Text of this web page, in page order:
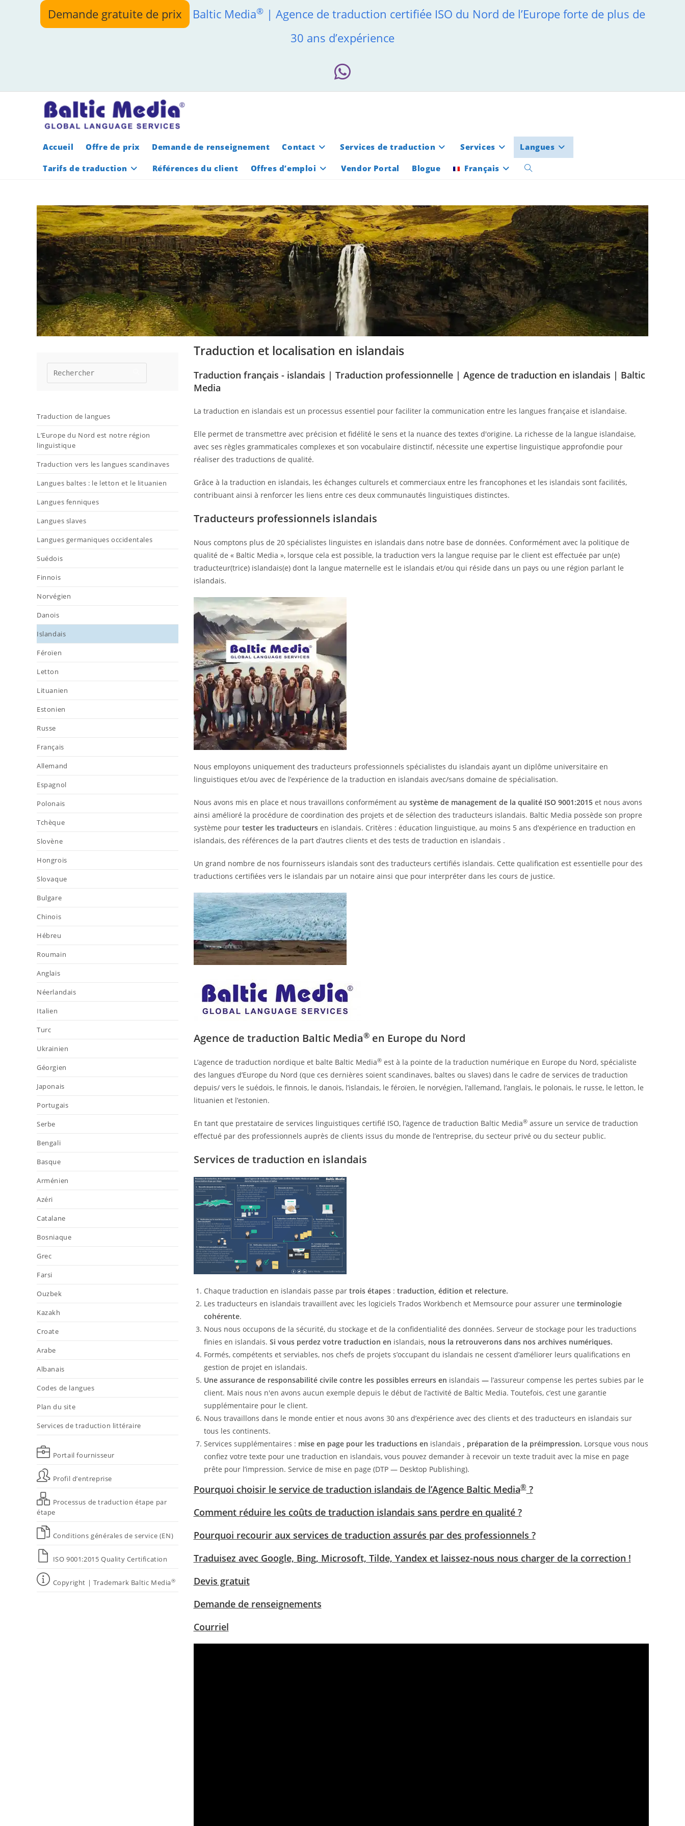
Demande gratuite de prix Baltic Media®| Agence de traduction certifiée ISO du Nord de l’Europe forte de plus de
30 ans d’expérience
Accueil Offre de prix Demande de renseignement Contact Services de traduction Services
Langues
Tarifs de traduction
Références du client Offres d’emploi Vendor Portal Blogue Français Toggle
search
Traduction de langues
L’Europe du Nord est notre région
linguistique
Traduction vers les langues scandinaves
Langues baltes : le letton et le lituanien
Langues fenniques
Langues slaves
Langues germaniques occidentales
Suédois
Finnois
Norvégien
Danois
Islandais
Féroïen
Letton
Lituanien
Estonien
Russe
Français
Allemand
Espagnol
Polonais
Tchèque
Slovène
Hongrois
Slovaque
Bulgare
Chinois
Hébreu
Roumain
Anglais
Néerlandais
Italien
Turc
Ukrainien
Géorgien
Japonais
Portugais
Serbe
Bengali
Basque
Arménien
Azéri
Catalane
Bosniaque
Grec
Farsi
Ouzbek
Kazakh
Croate
Arabe
Albanais
Codes de langues
Plan du site
Services de traduction littéraire
Portail fournisseur
Profil d’entreprise
Processus de traduction étape par
étape
Conditions générales de service (EN)
ISO 9001:2015 Quality Certification
Copyright | Trademark Baltic Media®
Traduction et localisation en islandais
Traduction français - islandais | Traduction professionnelle| Agence de traduction en islandais | Baltic
Media
La traduction en islandais est un processus essentiel pour faciliter la communication entre les langues française et islandaise.
Elle permet de transmettre avec précision et fidélité le sens et la nuance des textes d'origine. La richesse de la langue islandaise,
avec ses règles grammaticales complexes et son vocabulaire distinctif, nécessite une expertise linguistique approfondie pour
réaliser des traductions de qualité.
Grâce à la traduction en islandais, les échanges culturels et commerciaux entre les francophones et les islandais sont facilités,
contribuant ainsi à renforcer les liens entre ces deux communautés linguistiques distinctes.
Traducteurs professionnels islandais
Nous comptons plus de 20 spécialistes linguistes en islandais dans notre base de données. Conformément avec la politique de
qualité de « Baltic Media », lorsque cela est possible, la traduction vers la langue requise par le client est effectuée par un(e)
traducteur(trice) islandais(e) dont la langue maternelle est le islandais et/ou qui réside dans un pays ou une région parlant le
islandais.
Nous employons uniquement des traducteurs professionnels spécialistes du islandais ayant un diplôme universitaire en
linguistiques et/ou avec de l’expérience de la traduction en islandais avec/sans domaine de spécialisation.
Nous avons mis en place et nous travaillons conformément au système de management de la qualité ISO 9001:2015et nous avons
ainsi amélioré la procédure de coordination des projets et de sélection des traducteurs islandais. Baltic Media possède son propre
système pour tester les traducteursen islandais. Critères : éducation linguistique, au moins 5 ans d’expérience en traduction en
islandais, des références de la part d’autres clients et des tests de traduction en islandais .
Un grand nombre de nos fournisseurs islandais sont des traducteurs certifiés islandais. Cette qualification est essentielle pour des
traductions certifiées vers le islandais par un notaire ainsi que pour interpréter dans les cours de justice.
Agence de traduction Baltic Media®en Europe du Nord
L’agence de traduction nordique et balte Baltic Media®est à la pointe de la traduction numérique en Europe du Nord, spécialiste
des langues d’Europe du Nord (que ces dernières soient scandinaves, baltes ou slaves) dans le cadre de services de traduction
depuis/ vers le suédois, le finnois, le danois, l’islandais, le féroïen, le norvégien, l’allemand, l’anglais, le polonais, le russe, le letton, le
lituanien et l’estonien.
En tant que prestataire de services linguistiques certifié ISO, l’agence de traduction Baltic Media®assure un service de traduction
effectué par des professionnels auprès de clients issus du monde de l’entreprise, du secteur privé ou du secteur public.
Services de traduction en islandais
Chaque traduction en islandais passe par trois étapes: traduction, édition et relecture.
Les traducteurs en islandais travaillent avec les logiciels Trados Workbench et Memsource pour assurer une terminologie
cohérente.
Nous nous occupons de la sécurité, du stockage et de la confidentialité des données. Serveur de stockage pour les traductions
finies en islandais. Si vous perdez votre traduction en islandais, nous la retrouverons dans nos archives numériques.
Formés, compétents et serviables, nos chefs de projets s’occupant du islandais ne cessent d’améliorer leurs qualifications en
gestion de projet en islandais.
Une assurance de responsabilité civile contre les possibles erreurs en islandais — l’assureur compense les pertes subies par le
client. Mais nous n'en avons aucun exemple depuis le début de l’activité de Baltic Media. Toutefois, c’est une garantie
supplémentaire pour le client.
Nous travaillons dans le monde entier et nous avons 30 ans d’expérience avec des clients et des traducteurs en islandais sur
tous les continents.
Services supplémentaires : mise en page pour les traductions en islandais , préparation de la préimpression. Lorsque vous nous
confiez votre texte pour une traduction en islandais, vous pouvez demander à recevoir un texte traduit avec la mise en page
prête pour l’impression. Service de mise en page (DTP — Desktop Publishing).
Pourquoi choisir le service de traduction islandais de l’Agence Baltic Media®?
Comment réduire les coûts de traduction islandais sans perdre en qualité ?
Pourquoi recourir aux services de traduction assurés par des professionnels ?
Traduisez avec Google, Bing, Microsoft, Tilde, Yandex et laissez-nous nous charger de la correction !
Devis gratuit
Demande de renseignements
Courriel